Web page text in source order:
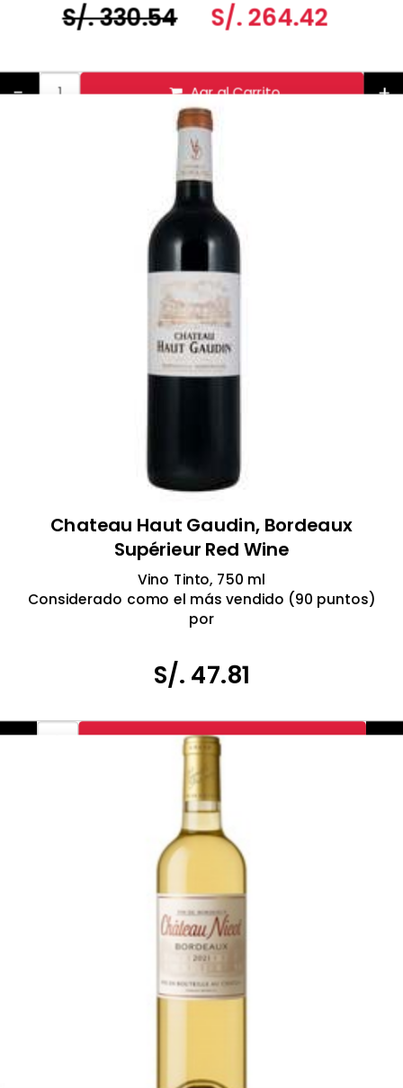
S/. 330.54 S/. 264.42
- Agr al Carrito +
Chateau Haut Gaudin, Bordeaux
Supérieur Red Wine
Vino Tinto, 750 ml
Considerado como el más vendido (90 puntos)
por
Producto de Burdeos, Francia.
PROHIBIDA LA VENTA A MENORES DE 18 AÑOS
S/. 47.81
- Agr al Carrito +